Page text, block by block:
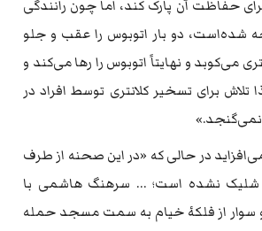
حفاظت آن پارک کند، اما چون رانندگی
شده‌است، دو بار اتوبوس را عقب و جلو
می‌کوبد و نهایتاً اتوبوس را رها می‌کند و
تلاش برای تسخیر کلانتری توسط افراد در
در حالی که «در این صحنه از طرف
نشده است؛ … سرهنگ هاشمی با
و سوار از فلکهٔ خیام به سمت مسجد حمله